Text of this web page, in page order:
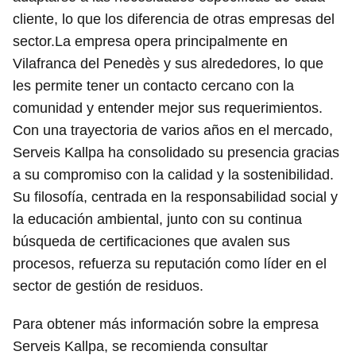
cliente, lo que los diferencia de otras empresas del
sector.La empresa opera principalmente en
Vilafranca del Penedès y sus alrededores, lo que
les permite tener un contacto cercano con la
comunidad y entender mejor sus requerimientos.
Con una trayectoria de varios años en el mercado,
Serveis Kallpa ha consolidado su presencia gracias
a su compromiso con la calidad y la sostenibilidad.
Su filosofía, centrada en la responsabilidad social y
la educación ambiental, junto con su continua
búsqueda de certificaciones que avalen sus
procesos, refuerza su reputación como líder en el
sector de gestión de residuos.
Para obtener más información sobre la empresa
Serveis Kallpa, se recomienda consultar